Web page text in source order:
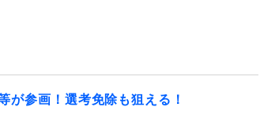
が参画！選考免除も狙える！